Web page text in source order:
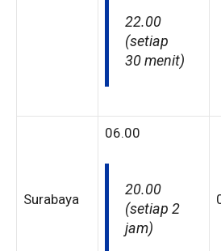
22.00
(setiap
30 menit)
Surabaya
06.00
20.00
(setiap 2
jam)